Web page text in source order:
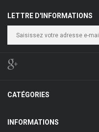
LETTRE D'INFORMATIONS
CATÉGORIES
INFORMATIONS